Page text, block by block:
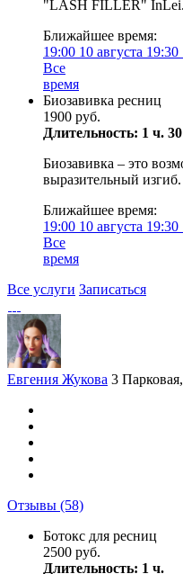
"LASH FILLER" InLei.
Ближайшее время:
19:00 10 августа 19:30
Все
время
Биозавивка ресниц
1900 руб.
Длительность: 1 ч.
Биозавивка – это
выразительный изгиб.
Ближайшее время:
19:00 10 августа 19:30
Все
время
Все услуги Записаться
Евгения Жукова 3
Отзывы (58)
Ботокс для ресниц
2500 руб.
Длительность: 1 ч.